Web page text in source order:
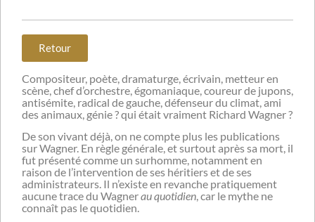
Retour
Compositeur, poète, dramaturge, écrivain, metteur en
scène, chef d’orchestre, égomaniaque, coureur de jupons,
antisémite, radical de gauche, défenseur du climat, ami
des animaux, génie ? qui était vraiment Richard Wagner ?
De son vivant déjà, on ne compte plus les publications
sur Wagner. En règle générale, et surtout après sa mort, il
fut présenté comme un surhomme, notamment en
raison de l’intervention de ses héritiers et de ses
administrateurs. Il n’existe en revanche pratiquement
aucune trace du Wagnerau quotidien, car le mythe ne
connaît pas le quotidien.